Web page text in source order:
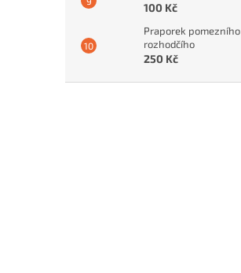
100 Kč
Praporek pomezního
rozhodčího
250 Kč